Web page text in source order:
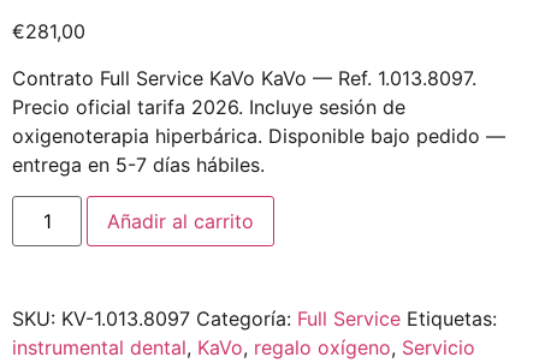
€281,00
Contrato Full Service KaVo KaVo — Ref. 1.013.8097.
Precio oficial tarifa 2026. Incluye sesión de
oxigenoterapia hiperbárica. Disponible bajo pedido —
entrega en 5-7 días hábiles.
Añadir al carrito
SKU: KV-1.013.8097 Categoría: Full Service Etiquetas:
instrumental dental, KaVo, regalo oxígeno, Servicio